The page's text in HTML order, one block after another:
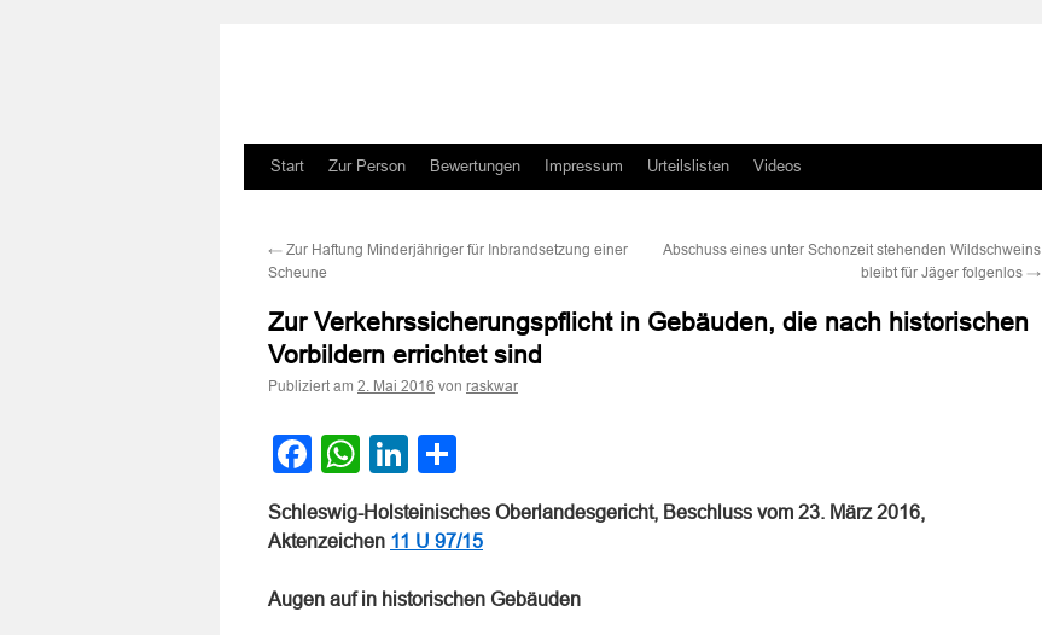
Zum
springen
Start Zur Person Bewertungen Impressum Urteilslisten Videos
← Zur Haftung Minderjähriger für Inbrandsetzung einer
Scheune
Abschuss eines unter Schonzeit stehenden Wildschweins
bleibt für Jäger folgenlos →
Zur Verkehrssicherungspflicht in Gebäuden, die nach historischen
Vorbildern errichtet sind
Publiziert am 2. Mai 2016 von raskwar
Facebook
WhatsApp
LinkedIn
Schleswig-Holsteinisches Oberlandesgericht, Beschluss vom 23. März 2016,
Aktenzeichen 11 U 97/15
Augen auf in historischen Gebäuden